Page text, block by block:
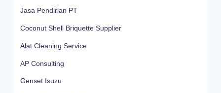
Jasa Pendirian PT
Coconut Shell Briquette Supplier
Alat Cleaning Service
AP Consulting
Genset Isuzu